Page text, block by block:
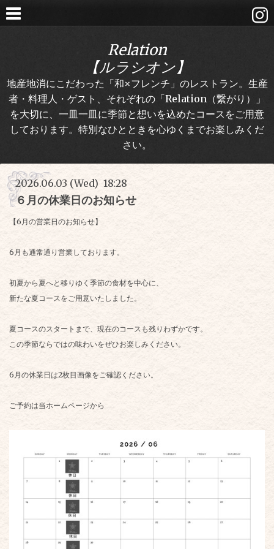
Relation
【ルラシオン】
地産地消にこだわった「和×フレンチ」のレストラン。生産
者・料理人・ゲスト、それぞれの「Relation（繋がり）」
を大切に、一皿一皿に季節と想いを込めたコースをご用意
しております。特別なひとときを心ゆくまでお楽しみくだ
さい。
2026.06.03 (Wed) 18:28
６月の休業日のお知らせ
【6月の営業日のお知らせ】
6月も通常通り営業しております。
初夏から夏へと移りゆく季節の食材を中心に、
新たな夏コースをご用意いたしました。
夏コースのスタートまで、現在のコースも残りわずかです。
この季節ならではの味わいをぜひお楽しみください。
6月の休業日は2枚目画像をご確認ください。
ご予約は当ホームページから